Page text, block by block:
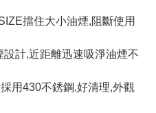
擋住大小油煙,阻斷使用
計,近距離迅速吸淨油煙不
用430不銹鋼,好清理,外觀